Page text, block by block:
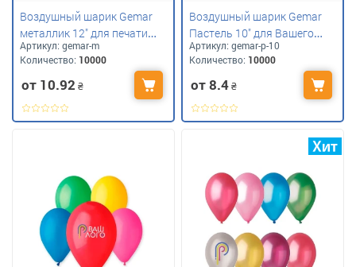
Воздушный шарик Gemar
металлик 12" для печати
Вашего лого
Артикул: gemar-m
Количество: 10000
от 10.92 ₴
Воздушный шарик Gemar
Пастель 10" для Вашего
логотипа
Артикул:gemar-p-10
Количество: 10000
от 8.4₴